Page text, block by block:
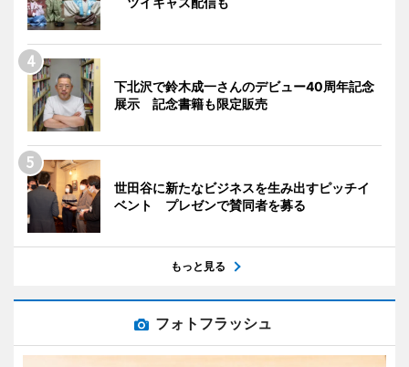
下北沢で鈴木成一さんのデビュー40周年記念
展示 記念書籍も限定販売
世田谷に新たなビジネスを生み出すピッチイ
ベント プレゼンで賛同者を募る
もっと見る
フォトフラッシュ